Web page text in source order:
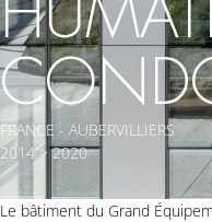
FRANCE - AUBERVILLIERS
2014 > 2020
Le bâtiment du Grand